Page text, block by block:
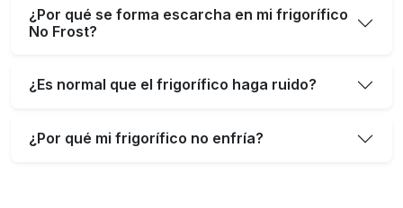
¿Por qué se forma escarcha en mi frigorífico
No Frost?
¿Es normal que el frigorífico haga ruido?
¿Por qué mi frigorífico no enfría?